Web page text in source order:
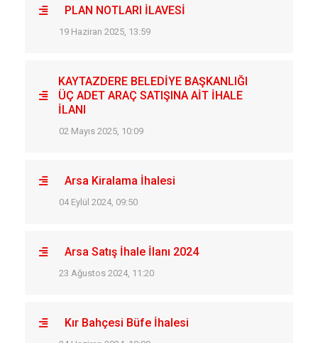
PLAN NOTLARI İLAVESİ
19 Haziran 2025, 13:59
KAYTAZDERE BELEDİYE BAŞKANLIĞI
ÜÇ ADET ARAÇ SATIŞINA AİT İHALE
İLANI
02 Mayıs 2025, 10:09
Arsa Kiralama İhalesi
04 Eylül 2024, 09:50
Arsa Satış İhale İlanı 2024
23 Ağustos 2024, 11:20
Kır Bahçesi Büfe İhalesi